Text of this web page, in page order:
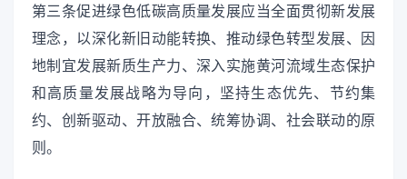
第三条促进绿色低碳高质量发展应当全面贯彻新发展
理念，以深化新旧动能转换、推动绿色转型发展、因
地制宜发展新质生产力、深入实施黄河流域生态保护
和高质量发展战略为导向，坚持生态优先、节约集
约、创新驱动、开放融合、统筹协调、社会联动的原
则。